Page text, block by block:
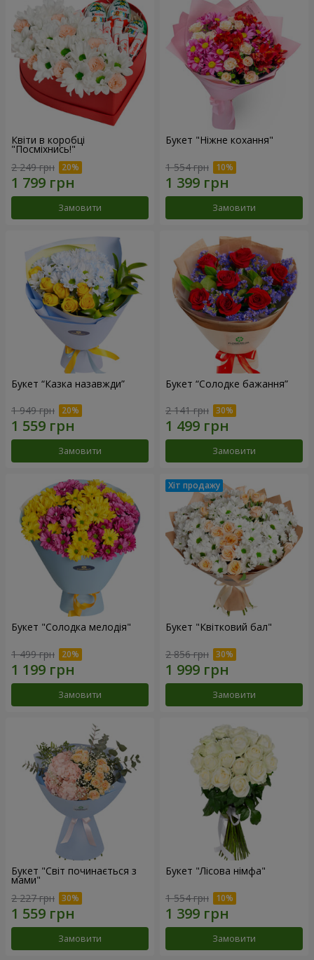
Квіти в коробці
"Посміхнись!"
2 249 грн
Замовити
Букет "Ніжне кохання"
1 554 грн
Замовити
Букет “Казка назавжди”
1 949 грн
Замовити
Букет “Солодке бажання”
2 141 грн
Замовити
Букет "Солодка мелодія"
1 499 грн
Замовити
Букет "Квітковий бал"
2 856 грн
Замовити
Букет "Світ починається з
мами"
2 227 грн
Замовити
Букет "Лісова німфа"
1 554 грн
Замовити